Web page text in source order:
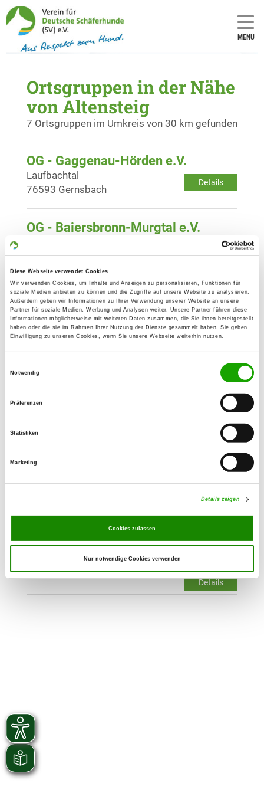
Diese Webseite verwendet Cookies
Wir verwenden Cookies, um Inhalte und Anzeigen zu personalisieren, Funktionen für
soziale Medien anbieten zu können und die Zugriffe auf unsere Website zu analysieren.
Außerdem geben wir Informationen zu Ihrer Verwendung unserer Website an unsere
Partner für soziale Medien, Werbung und Analysen weiter. Unsere Partner führen diese
Informationen möglicherweise mit weiteren Daten zusammen, die Sie ihnen bereitgestellt
haben oder die sie im Rahmen Ihrer Nutzung der Dienste gesammelt haben. Sie geben
Einwilligung zu unseren Cookies, wenn Sie unsere Webseite weiterhin nutzen.
Notwendig
Präferenzen
Statistiken
Marketing
Details zeigen
Cookies zulassen
Nur notwendige Cookies verwenden
MENU
Ortsgruppen in der Nähe
von Altensteig
7 Ortsgruppen im Umkreis von 30 km gefunden
OG - Gaggenau-Hörden e.V.
Details
Laufbachtal
76593 Gernsbach
OG - Baiersbronn-Murgtal e.V.
Details
72270 Baiersbronn-Röt
OG - Dagersheim Krs. Böblingen
Details
Waldstr. 39
71034 Böblingen
Details
Neckarvorland
OG - Rottenburg, Sitz Rottenburg/N.
Details
OG - Sulz a. Neckar
Details